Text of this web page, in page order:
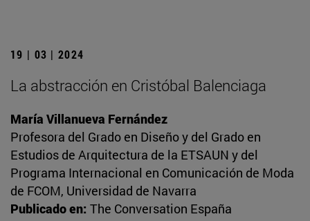
19 | 03 | 2024
La abstracción en Cristóbal Balenciaga
María Villanueva Fernández
Profesora del Grado en Diseño y del Grado en
Estudios de Arquitectura de la ETSAUN y del
Programa Internacional en Comunicación de Moda
de FCOM, Universidad de Navarra
Publicado en: The Conversation España